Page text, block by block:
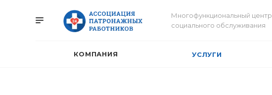
Многофункциональный центр
социального обслуживания
КОМПАНИЯ УСЛУГИ